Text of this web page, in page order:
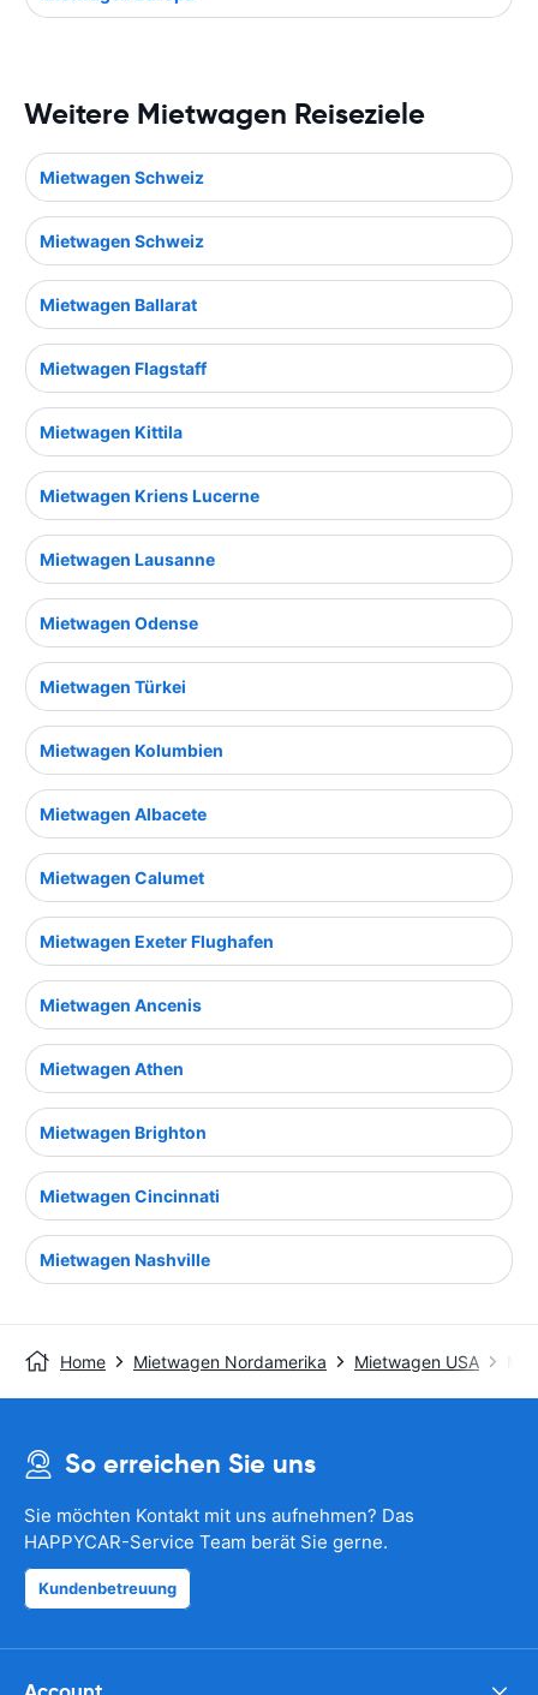
Weitere Mietwagen Reiseziele
Mietwagen Schweiz
Mietwagen Schweiz
Mietwagen Ballarat
Mietwagen Flagstaff
Mietwagen Kittila
Mietwagen Kriens Lucerne
Mietwagen Lausanne
Mietwagen Odense
Mietwagen Türkei
Mietwagen Kolumbien
Mietwagen Albacete
Mietwagen Calumet
Mietwagen Exeter Flughafen
Mietwagen Ancenis
Mietwagen Athen
Mietwagen Brighton
Mietwagen Cincinnati
Mietwagen Nashville
Home Mietwagen Nordamerika Mietwagen USA
So erreichen Sie uns
Sie möchten Kontakt mit uns aufnehmen? Das
HAPPYCAR-Service Team berät Sie gerne.
Kundenbetreuung